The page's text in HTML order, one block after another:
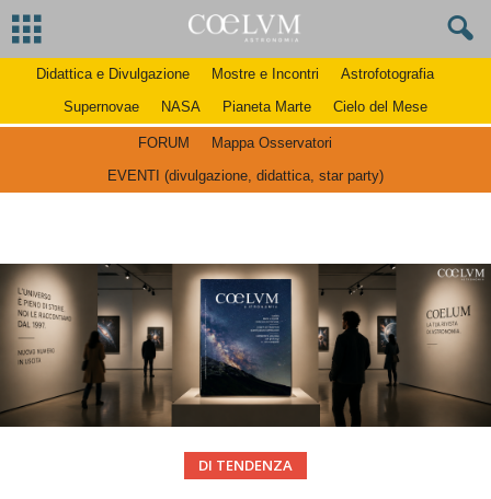
Didattica e Divulgazione Mostre e Incontri
Astrofotografia
Supernovae
NASA Pianeta Marte Cielo del Mese
FORUM
Mappa Osservatori
EVENTI (divulgazione, didattica, star party)
DI TENDENZA